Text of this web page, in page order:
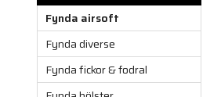
Fynda airsoft
Fynda diverse
Fynda fickor & fodral